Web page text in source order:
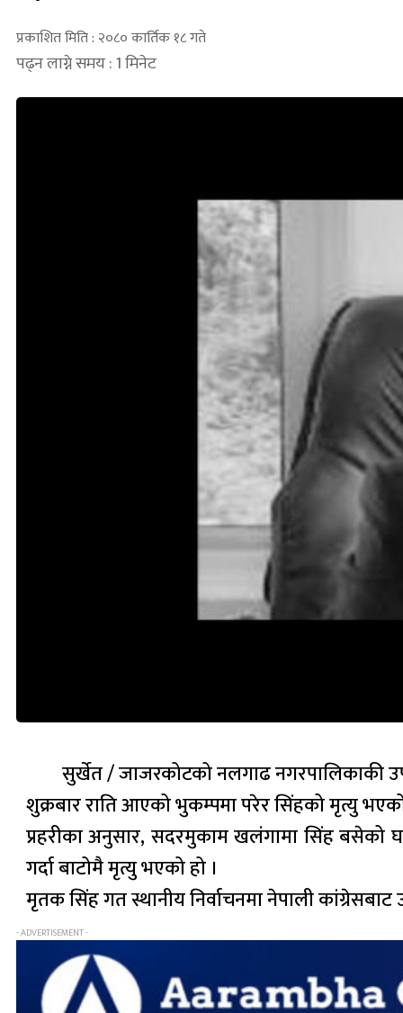
प्रकाशित मिति : २०८० कार्तिक १८ गते
पढ्न लाग्ने समय : 1 मिनेट
सुर्खेत / जाजरकोटको नलगाढ नगरपालिकाकी
शुक्रबार राति आएको भुकम्पमा परेर सिंहको मृत्यु
प्रहरीका अनुसार, सदरमुकाम खलंगामा सिंह बसेको
गर्दा बाटोमै मृत्यु भएको हो ।
मृतक सिंह गत स्थानीय निर्वाचनमा नेपाली कांग्रेसबाट
- ADVERTISEMENT -